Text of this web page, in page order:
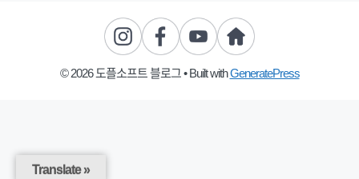
© 2026 도플소프트 블로그• Built withGeneratePress
Translate »